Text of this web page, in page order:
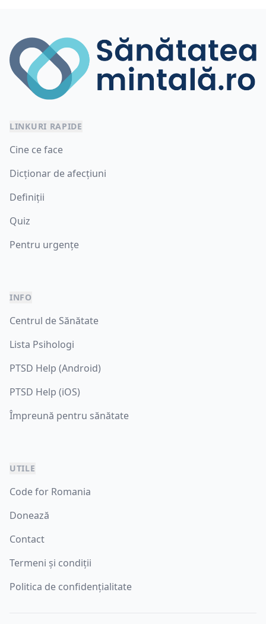
LINKURI RAPIDE
Cine ce face
Dicționar de afecțiuni
Definiții
Quiz
Pentru urgențe
INFO
Centrul de Sănătate
Lista Psihologi
PTSD Help (Android)
PTSD Help (iOS)
Împreună pentru sănătate
UTILE
Code for Romania
Donează
Contact
Termeni și condiții
Politica de confidențialitate